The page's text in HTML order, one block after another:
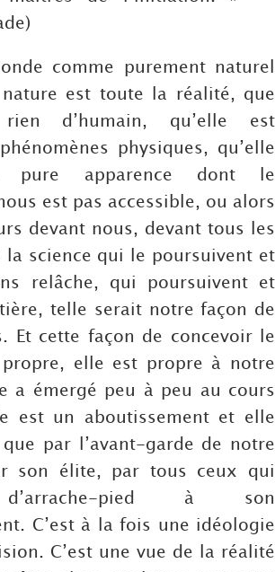
comme purement naturel
est toute la réalité, que
d’humain, qu’elle est
physiques, qu’elle
pure apparence dont le
est pas accessible, ou alors
devant nous, devant tous les
la science qui le poursuivent et
relâche, qui poursuivent et
telle serait notre façon de
Et cette façon de concevoir le
elle est propre à notre
a émergé peu à peu au cours
est un aboutissement et elle
que par l’avant-garde de notre
son élite, par tous ceux qui
pied à son
C’est à la fois une idéologie
C’est une vue de la réalité